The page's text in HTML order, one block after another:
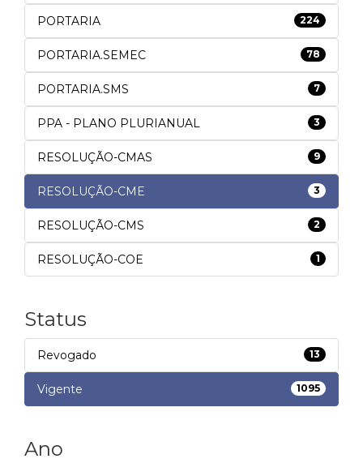
PORTARIA 224
PORTARIA.SEMEC 78
PORTARIA.SMS 7
PPA - PLANO PLURIANUAL 3
RESOLUÇÃO-CMAS 9
RESOLUÇÃO-CME 3
RESOLUÇÃO-CMS 2
RESOLUÇÃO-COE 1
Status
Revogado 13
Vigente 1095
Ano